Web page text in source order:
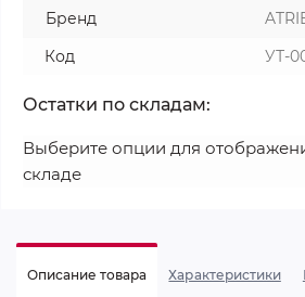
Бренд
Код
УТ-
Остатки по складам:
Выберите опции для
складе
Описание товара Характеристики